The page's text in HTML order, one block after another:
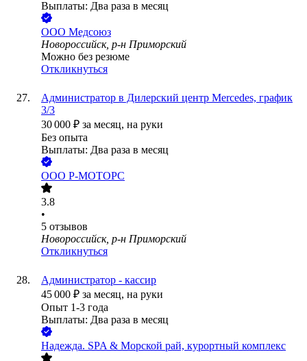
Выплаты: Два раза в месяц
ООО Медсоюз
Новороссийск, р-н Приморский
Можно без резюме
Откликнуться
Администратор в Дилерский центр Mercedes, график
3/3
30 000 ₽ за месяц, на руки
Без опыта
Выплаты: Два раза в месяц
ООО Р-МОТОРС
3.8
•
5 отзывов
Новороссийск, р-н Приморский
Откликнуться
Администратор - кассир
45 000 ₽ за месяц, на руки
Опыт 1-3 года
Выплаты: Два раза в месяц
Надежда. SPA & Морской рай, курортный комплекс